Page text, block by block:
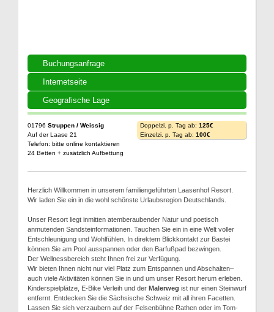
Buchungsanfrage
Internetseite
Geografische Lage
01796 Struppen / Weissig
Auf der Laase 21
Telefon: bitte online kontaktieren
24 Betten + zusätzlich Aufbettung
Doppelzi. p. Tag ab: 125€
Einzelzi. p. Tag ab: 100€
Herzlich Willkommen in unserem familiengeführten Laasenhof Resort.
Wir laden Sie ein in die wohl schönste Urlaubsregion Deutschlands.
Unser Resort liegt inmitten atemberaubender Natur und poetisch
anmutenden Sandsteinformationen. Tauchen Sie ein in eine Welt voller
Entschleunigung und Wohlfühlen. In direktem Blickkontakt zur Bastei
können Sie am Pool ausspannen oder den Barfußpad bezwingen.
Der Wellnessbereich steht Ihnen frei zur Verfügung.
Wir bieten Ihnen nicht nur viel Platz zum Entspannen und Abschalten–
auch viele Aktivitäten können Sie in und um unser Resort herum erleben.
Kinderspielplätze, E-Bike Verleih und der Malerweg ist nur einen Steinwurf
entfernt. Entdecken Sie die Sächsische Schweiz mit all ihren Facetten.
Lassen Sie sich verzaubern auf der Felsenbühne Rathen oder im Tom-